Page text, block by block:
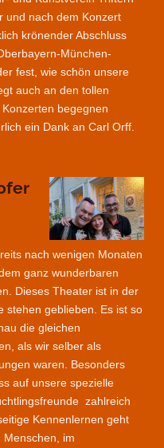
und nach dem Konzert
krönender Abschluss
München-
fest, wie schön unsere
auch an den tollen
begegnen
ein Dank an Carl Orff.
nach wenigen Monaten
ganz wunderbaren
Dieses Theater ist in der
stehen geblieben. Es ist so
die gleichen
als wir selber als
waren. Besonders
auf unsere spezielle
zahlreich
Kennenlernen geht
im